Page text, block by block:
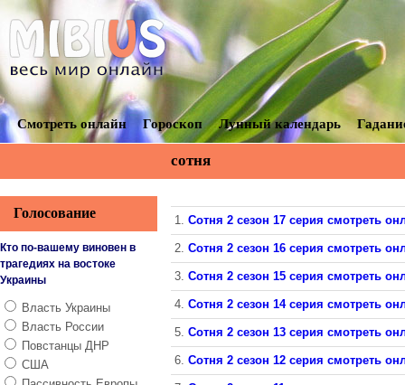
Смотреть онлайн Гороскоп Лунный календарь
сотня
1. Сотня 2 сезон 17 серия смотреть
2. Сотня 2 сезон 16 серия смотреть
3. Сотня 2 сезон 15 серия смотреть
4. Сотня 2 сезон 14 серия смотреть
5. Сотня 2 сезон 13 серия смотреть
6. Сотня 2 сезон 12 серия смотреть
Голосование
Кто по-вашему виновен в
трагедиях на востоке
Украины
Власть Украины
Власть России
Повстанцы ДНР
США